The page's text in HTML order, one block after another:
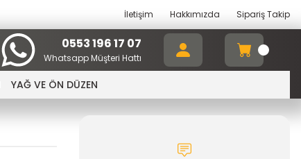
İletişim Hakkımızda Sipariş Takip
0553 196 17 07
Whatsapp Müşteri Hattı
YAĞ VE ÖN DÜZEN